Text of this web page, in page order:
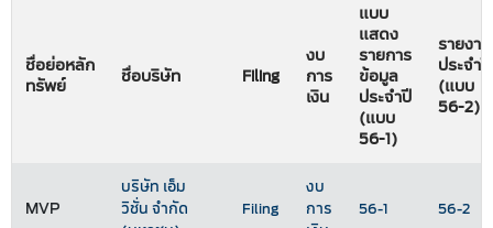
ชื่อย่อหลัก
ทรัพย์
ชื่อบริษัท Filing
งบ
การ
เงิน
แบบ
แสดง
รายการ
ข้อมูล
ประจำปี
(แบบ
56-1)
รายงาน
ประจำปี
(แบบ
56-2)
MVP
บริษัท เอ็ม
วิชั่น จำกัด
Filing
งบ
การ
56-1 56-2